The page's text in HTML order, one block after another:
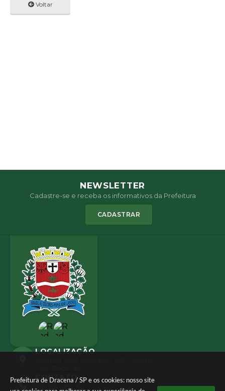
Prefeitura de Dracena / SP e os cookies: nosso site
Voltar
NEWSLETTER
Cadastre-se e receba os informativos da Prefeitura
CADASTRAR
LOCALIZAÇÃO
CONTATO